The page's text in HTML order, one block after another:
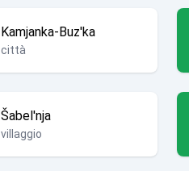
Kamjanka-Buz'ka
città
Šabel'nja
villaggio